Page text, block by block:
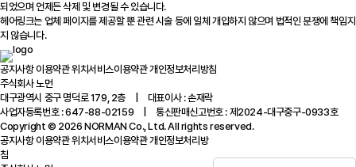
되었으며 언제든 삭제 및 변경될 수 있습니다.
헤어링크는 업체 페이지를 제공할 뿐 관련 시술 등에 일체 개입하지 않으며 법적인 분쟁에 책임지
지 않습니다.
공지사항이용약관위치서비스이용약관개인정보처리방침
주식회사 노먼
대구광역시 중구 명덕로 179, 2층 | 대표이사 : 손재락
사업자등록번호 : 647-88-02159 | 통신판매신고번호 : 제2024-대구중구-0933호
Copyright © 2026 NORMAN Co., Ltd. All rights reserved.
공지사항이용약관위치서비스이용약관개인정보처리방
침